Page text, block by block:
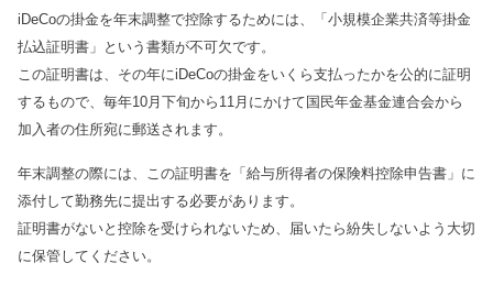
iDeCoの掛金を年末調整で控除するためには、「小規模企業共済等掛金
払込証明書」という書類が不可欠です。
この証明書は、その年にiDeCoの掛金をいくら支払ったかを公的に証明
するもので、毎年10月下旬から11月にかけて国民年金基金連合会から
加入者の住所宛に郵送されます。
年末調整の際には、この証明書を「給与所得者の保険料控除申告書」に
添付して勤務先に提出する必要があります。
証明書がないと控除を受けられないため、届いたら紛失しないよう大切
に保管してください。